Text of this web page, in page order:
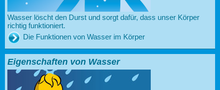
Wasser löscht den Durst und sorgt dafür, dass unser Körper
richtig funktioniert.
Die Funktionen von Wasser im Körper
Eigenschaften von Wasser